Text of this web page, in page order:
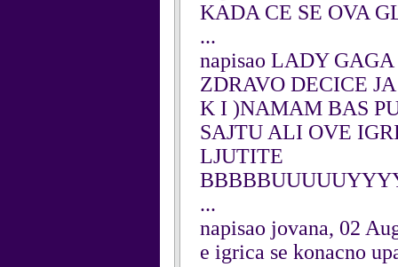
KADA CE SE OVA
...
napisao LADY
ZDRAVO DECICE
K I )NAMAM BAS
SAJTU ALI OVE
LJUTITE
...
napisao jovana, 02
e igrica se konacno